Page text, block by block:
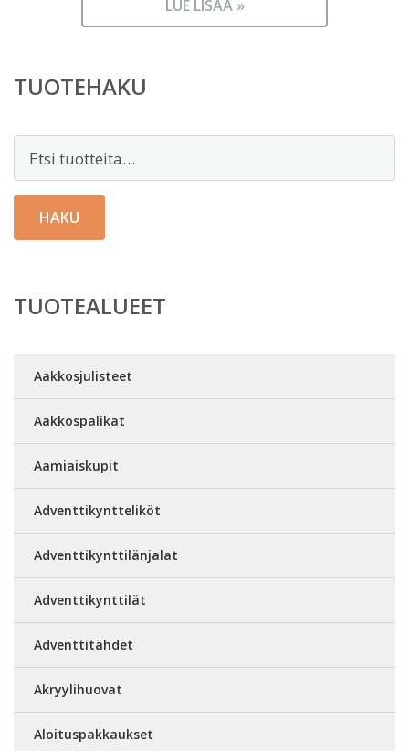
LUE LISÄÄ »
TUOTEHAKU
HAKU
TUOTEALUEET
Aakkosjulisteet
Aakkospalikat
Aamiaiskupit
Adventtikyntteliköt
Adventtikynttilänjalat
Adventtikynttilät
Adventtitähdet
Akryylihuovat
Aloituspakkaukset